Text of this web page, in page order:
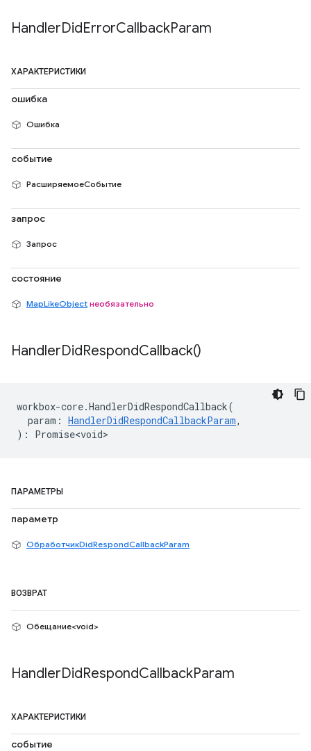
HandlerDidErrorCallbackParam
ХАРАКТЕРИСТИКИ
ошибка
Ошибка
событие
РасширяемоеСобытие
запрос
Запрос
состояние
MapLikeObject необязательно
HandlerDidRespondCallback()
workbox-core.HandlerDidRespondCallback(
param : HandlerDidRespondCallbackParam,
) : Promise<void>
ПАРАМЕТРЫ
параметр
ОбработчикDidRespondCallbackParam
ВОЗВРАТ
Обещание<void>
HandlerDidRespondCallbackParam
ХАРАКТЕРИСТИКИ
событие